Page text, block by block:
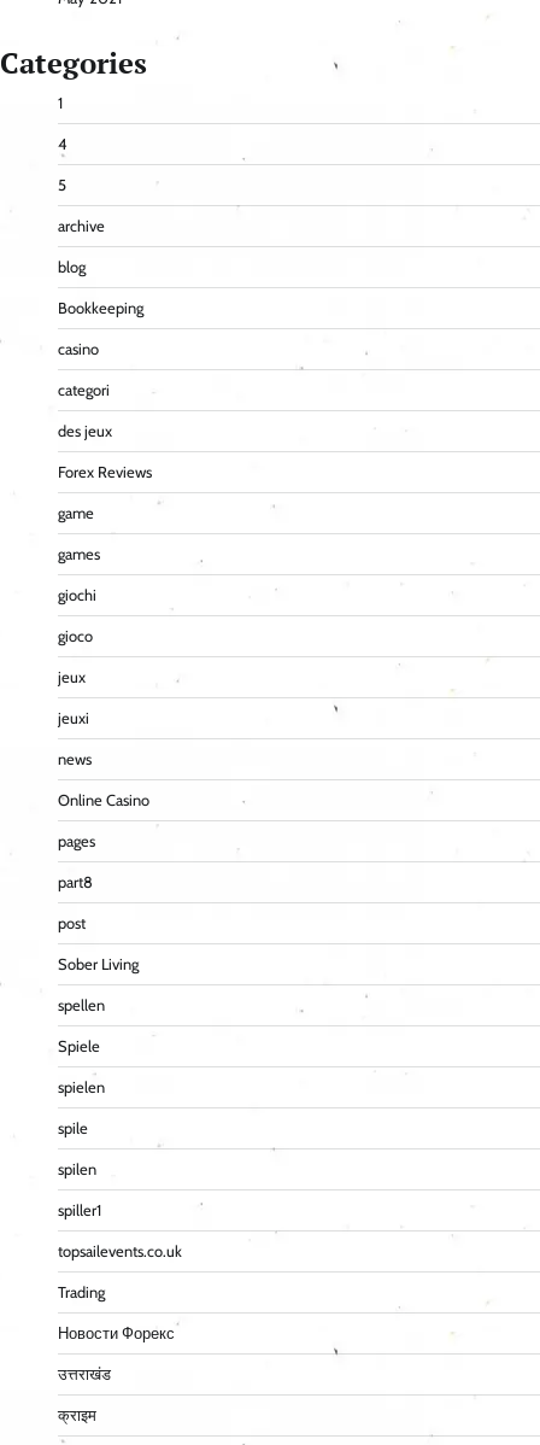
Categories
1
4
5
archive
blog
Bookkeeping
casino
categori
des jeux
Forex Reviews
game
games
giochi
gioco
jeux
jeuxi
news
Online Casino
pages
part8
post
Sober Living
spellen
Spiele
spielen
spile
spilen
spiller1
topsailevents.co.uk
Trading
Новости Форекс
उत्तराखंड
क्राइम